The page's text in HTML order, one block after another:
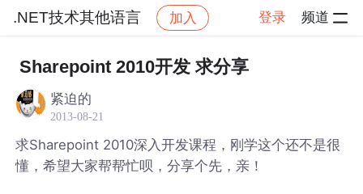
.NET技术其他语言 加入 登录 频道
社区 .NET技术其他语言 帖子详情
Sharepoint 2010开发 求分享
紧迫的
2013-08-21
求Sharepoint 2010深入开发课程，刚学这个还不是很
懂，希望大家帮帮忙呗，分享个先，亲！